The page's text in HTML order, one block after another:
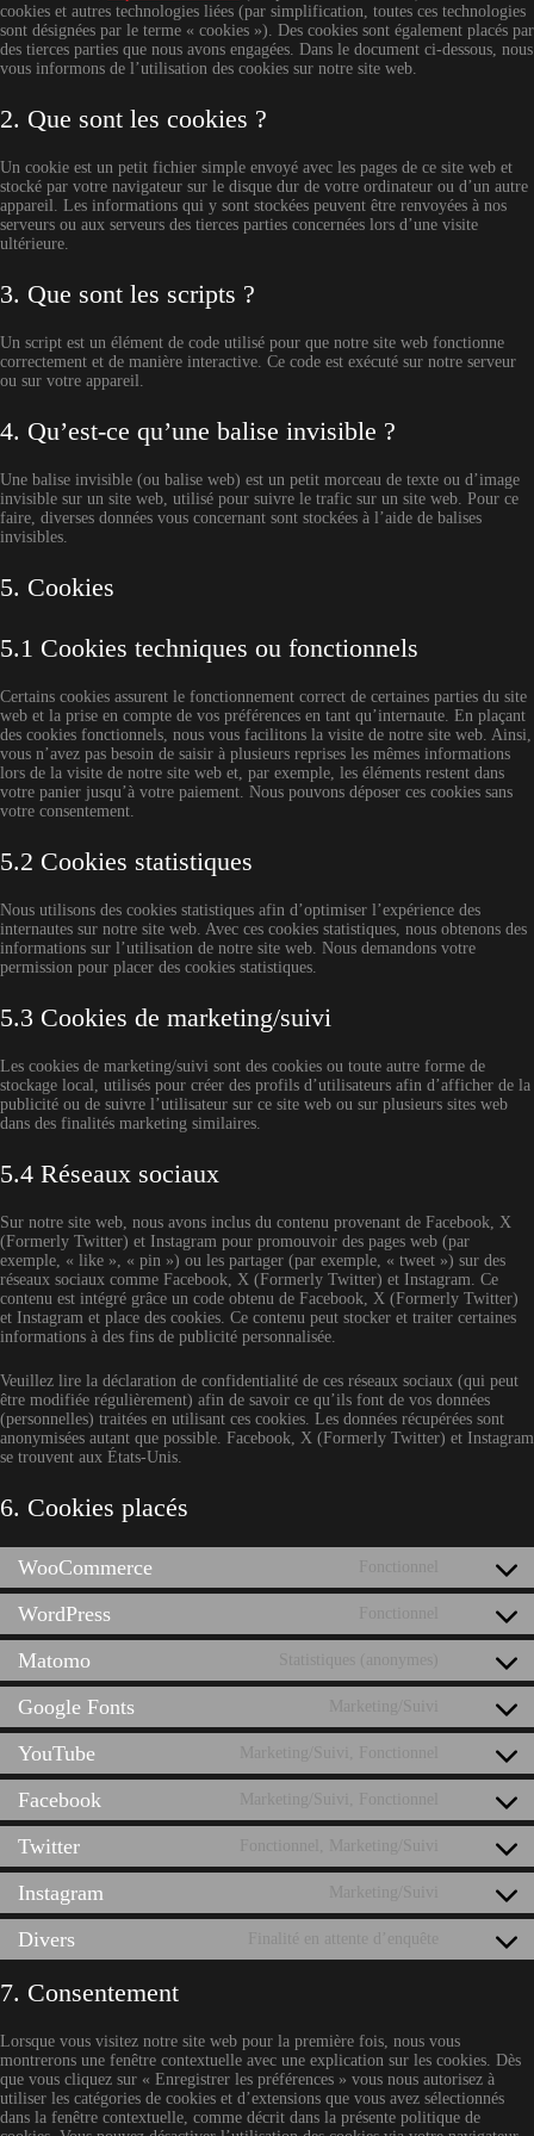
cookies et autres technologies liées (par simplification, toutes ces technologies
sont désignées par le terme « cookies »). Des cookies sont également placés par
des tierces parties que nous avons engagées. Dans le document ci-dessous, nous
vous informons de l’utilisation des cookies sur notre site web.
2. Que sont les cookies ?
Un cookie est un petit fichier simple envoyé avec les pages de ce site web et
stocké par votre navigateur sur le disque dur de votre ordinateur ou d’un autre
appareil. Les informations qui y sont stockées peuvent être renvoyées à nos
serveurs ou aux serveurs des tierces parties concernées lors d’une visite
ultérieure.
3. Que sont les scripts ?
Un script est un élément de code utilisé pour que notre site web fonctionne
correctement et de manière interactive. Ce code est exécuté sur notre serveur
ou sur votre appareil.
4. Qu’est-ce qu’une balise invisible ?
Une balise invisible (ou balise web) est un petit morceau de texte ou d’image
invisible sur un site web, utilisé pour suivre le trafic sur un site web. Pour ce
faire, diverses données vous concernant sont stockées à l’aide de balises
invisibles.
5. Cookies
5.1 Cookies techniques ou fonctionnels
Certains cookies assurent le fonctionnement correct de certaines parties du site
web et la prise en compte de vos préférences en tant qu’internaute. En plaçant
des cookies fonctionnels, nous vous facilitons la visite de notre site web. Ainsi,
vous n’avez pas besoin de saisir à plusieurs reprises les mêmes informations
lors de la visite de notre site web et, par exemple, les éléments restent dans
votre panier jusqu’à votre paiement. Nous pouvons déposer ces cookies sans
votre consentement.
5.2 Cookies statistiques
Nous utilisons des cookies statistiques afin d’optimiser l’expérience des
internautes sur notre site web. Avec ces cookies statistiques, nous obtenons des
informations sur l’utilisation de notre site web. Nous demandons votre
permission pour placer des cookies statistiques.
5.3 Cookies de marketing/suivi
Les cookies de marketing/suivi sont des cookies ou toute autre forme de
stockage local, utilisés pour créer des profils d’utilisateurs afin d’afficher de la
publicité ou de suivre l’utilisateur sur ce site web ou sur plusieurs sites web
dans des finalités marketing similaires.
5.4 Réseaux sociaux
Sur notre site web, nous avons inclus du contenu provenant de Facebook, X
(Formerly Twitter) et Instagram pour promouvoir des pages web (par
exemple, « like », « pin ») ou les partager (par exemple, « tweet ») sur des
réseaux sociaux comme Facebook, X (Formerly Twitter) et Instagram. Ce
contenu est intégré grâce un code obtenu de Facebook, X (Formerly Twitter)
et Instagram et place des cookies. Ce contenu peut stocker et traiter certaines
informations à des fins de publicité personnalisée.
Veuillez lire la déclaration de confidentialité de ces réseaux sociaux (qui peut
être modifiée régulièrement) afin de savoir ce qu’ils font de vos données
(personnelles) traitées en utilisant ces cookies. Les données récupérées sont
anonymisées autant que possible. Facebook, X (Formerly Twitter) et Instagram
se trouvent aux États-Unis.
6. Cookies placés
WooCommerce
Consent
to
service
WordPress
Consent
to
service
wordpress
Matomo
Consent
to
service
matomo
Google Fonts Marketing/Suivi
Consent
to
service
google-
YouTube Marketing/Suivi, Fonctionnel
Consent
to
service
youtube
Facebook Marketing/Suivi, Fonctionnel
Consent
to
service
facebook
Twitter Fonctionnel, Marketing/Suivi
Consent
to
service
twitter
Instagram Marketing/Suivi
Consent
to
service
instagram
Divers
Consent
to
7. Consentement
Lorsque vous visitez notre site web pour la première fois, nous vous
montrerons une fenêtre contextuelle avec une explication sur les cookies. Dès
que vous cliquez sur « Enregistrer les préférences » vous nous autorisez à
utiliser les catégories de cookies et d’extensions que vous avez sélectionnés
dans la fenêtre contextuelle, comme décrit dans la présente politique de